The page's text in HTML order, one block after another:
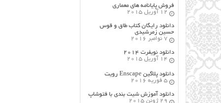
فروش پایانامه های معماری
12 آوریل 2015
دانلود رایگان کتاب طاق و قوس
حسین زمرشیدی
7 نوامبر 2016
دانلود نویفرت ۲۰۱۴
14 آوریل 2015
دانلود پلاگین Enscape رویت
5 فوریه 2016
دانلود آموزش شیت بندی با فتوشاپ
29 ژوئن 2015